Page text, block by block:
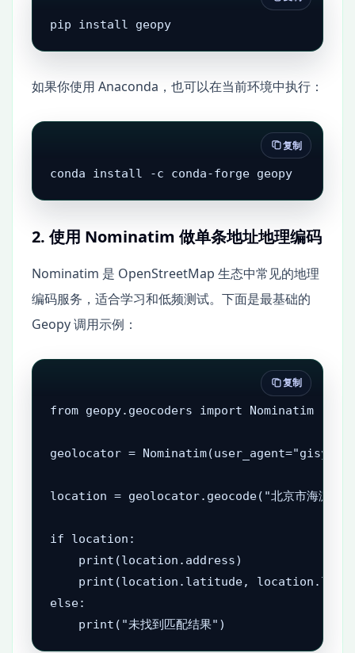
pip install geopy
如果你使用 Anaconda，也可以在当前环境中执行：
conda install -c conda-forge geopy
复制
2. 使用 Nominatim 做单条地址地理编码
Nominatim 是 OpenStreetMap 生态中常见的地理
编码服务，适合学习和低频测试。下面是最基础的
Geopy 调用示例：
from geopy.geocoders import Nominatim
geolocator =
location = geolocator.geocode("北京市海淀区
if location:
    print(location.address)
print(location.latitude,
else:
    print("未找到匹配结果")
复制